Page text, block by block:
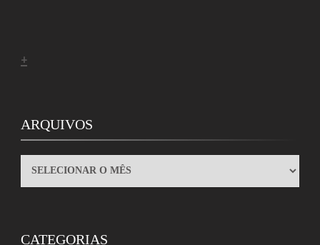
+
ARQUIVOS
ARQUIVOS
CATEGORIAS